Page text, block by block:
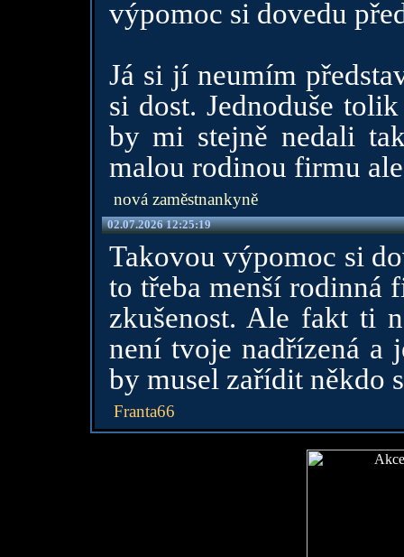
výpomoc si dovedu
Já si jí neumím
si dost. Jednoduše
by mi stejně nedali
malou rodinou firmu
nová zaměstnankyně
02.07.2026 12:25:19
Takovou výpomoc si
to třeba menší rodinná
zkušenost. Ale fakt ti
není tvoje nadřízená a
by musel zařídit někdo
Franta66